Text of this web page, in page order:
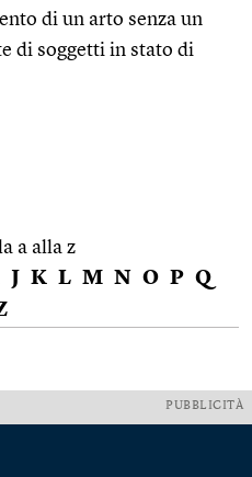
di un arto senza un
di soggetti in stato di
a alla z
J K L M N O P Q
PUBBLICITÀ